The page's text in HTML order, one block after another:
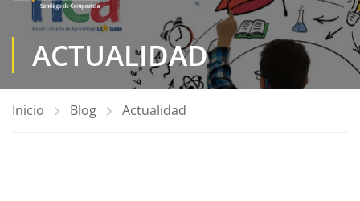
ACTUALIDAD
Inicio Blog Actualidad